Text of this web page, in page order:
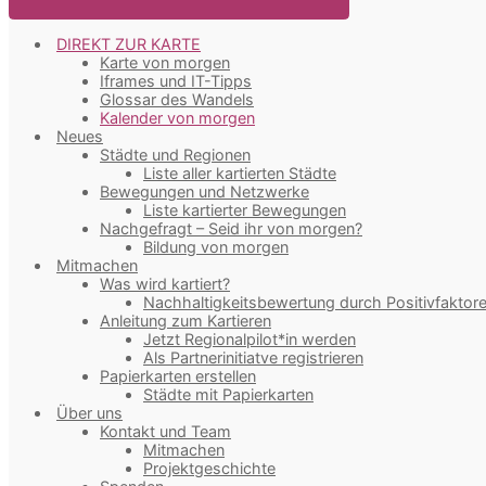
DIREKT ZUR KARTE
Karte von morgen
Iframes und IT-Tipps
Glossar des Wandels
Kalender von morgen
Neues
Städte und Regionen
Liste aller kartierten Städte
Bewegungen und Netzwerke
Liste kartierter Bewegungen
Nachgefragt – Seid ihr von morgen?
Bildung von morgen
Mitmachen
Was wird kartiert?
Nachhaltigkeitsbewertung durch
Anleitung zum Kartieren
Jetzt Regionalpilot*in werden
Als Partnerinitiatve registrieren
Papierkarten erstellen
Städte mit Papierkarten
Über uns
Kontakt und Team
Mitmachen
Projektgeschichte